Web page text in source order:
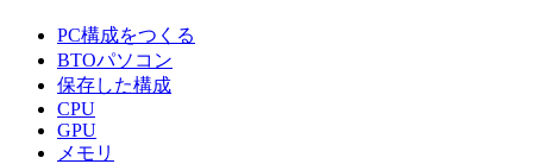
PC構成をつくる
BTOパソコン
保存した構成
CPU
GPU
メモリ